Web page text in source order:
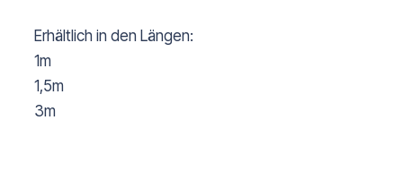
Erhältlich in den Längen:
1m
1,5m
3m